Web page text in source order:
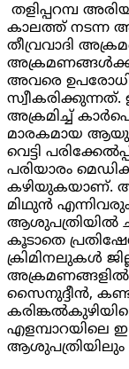
തളിപ്പറമ്പ
കാലത്ത് നടന്ന
തീവ്രവാദി
അവരെ
അക്രമിച്ച്
മാരകമായ
വെട്ടി
പരിയാരം
കഴിയുകയാണ്.
മിഥുൻ
ആശുപത്രിയിൽ
കൂടാതെ
ക്രിമിനലുകൾ
അക്രമണങ്ങളിൽ
സൈനുദ്ദീൻ,
എളമ്പാറയിലെ
ആശുപത്രിയിലും